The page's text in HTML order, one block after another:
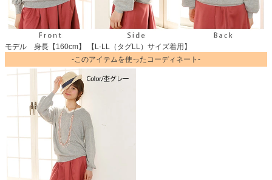
モデル 身長【160cm】 【L-LL（タグLL）サイズ着用】
-このアイテムを使ったコーディネート-